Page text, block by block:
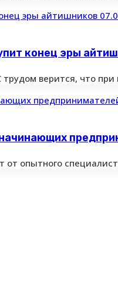
конец эры
верится, что при
от опытного